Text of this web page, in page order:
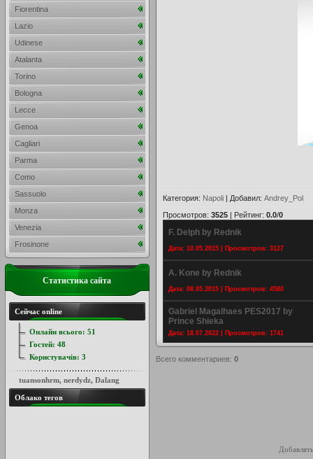
Категория: Napoli | Добавил: Andrey_Pol
Просмотров: 3525 | Рейтинг: 0.0/0
F. Delph by Rednik
Дата: 10.05.2015 | Просмотров: 3127
A. Kone by Rednik
Дата: 08.05.2015 | Просмотров: 4580
Gabriel Magalhaes PES2017 by
Prince Shieka
Дата: 18.07.2022 | Просмотров: 1741
Всего комментариев: 0
Fiorentina
Lazio
Udinese
Atalanta
Torino
Bologna
Lecce
Genoa
Cagliari
Parma
Como
Sassuolo
Monza
Venezia
Frosinone
Статистика сайта
Сейчас online
Онлайн всього: 51
Гостей: 48
Користувачів: 3
tuansonhrm, nerdydz, Dalang
Облако тегов